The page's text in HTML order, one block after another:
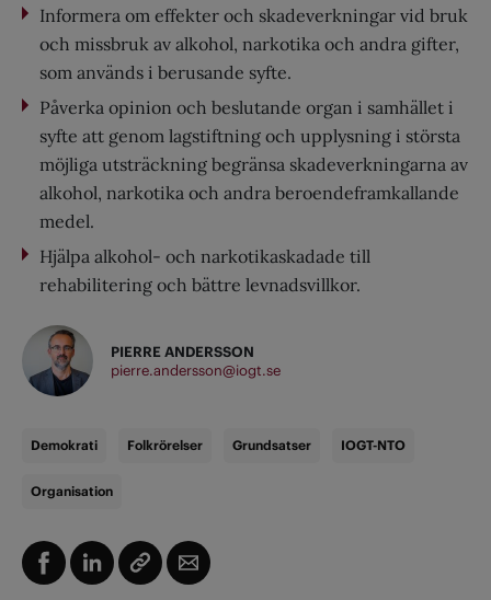
Informera om effekter och skadeverkningar vid bruk
och missbruk av alkohol, narkotika och andra gifter,
som används i berusande syfte.
Påverka opinion och beslutande organ i samhället i
syfte att genom lagstiftning och upplysning i största
möjliga utsträckning begränsa skadeverkningarna av
alkohol, narkotika och andra beroendeframkallande
medel.
Hjälpa alkohol- och narkotikaskadade till
rehabilitering och bättre levnadsvillkor.
PIERRE ANDERSSON
pierre.andersson@iogt.se
Demokrati Folkrörelser Grundsatser IOGT-NTO
Organisation